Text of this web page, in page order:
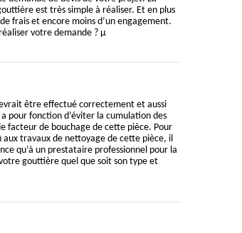
est très simple à réaliser. Et en plus
frais et encore moins d’un engagement.
votre demande ? µ
être effectué correctement et aussi
pour fonction d’éviter la cumulation des
facteur de bouchage de cette pièce. Pour
aux travaux de nettoyage de cette pièce, il
qu’à un prestataire professionnel pour la
gouttière quel que soit son type et